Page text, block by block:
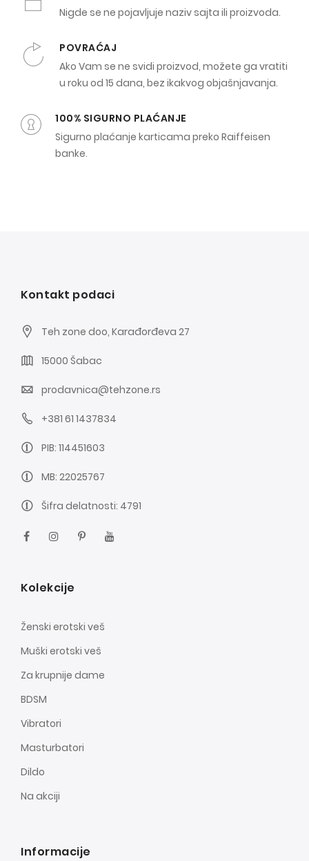
Nigde se ne pojavljuje naziv sajta ili proizvoda.
POVRAĆAJ
Ako Vam se ne svidi proizvod, možete ga vratiti
u roku od 15 dana, bez ikakvog objašnjavanja.
100% SIGURNO PLAĆANJE
Sigurno plaćanje karticama preko Raiffeisen
banke.
Kontakt podaci
Teh zone doo, Karađorđeva 27
15000 Šabac
prodavnica@tehzone.rs
+381 61 1437834
PIB: 114451603
MB: 22025767
Šifra delatnosti: 4791
Kolekcije
Ženski erotski veš
Muški erotski veš
Za krupnije dame
BDSM
Vibratori
Masturbatori
Dildo
Na akciji
Informacije